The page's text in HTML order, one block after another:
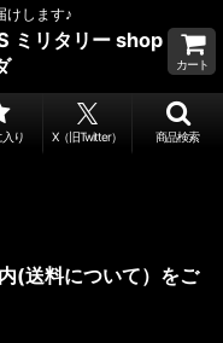
けします♪
ミリタリー shop
カート
り X（旧Twitter） 商品検索
(送料について）をご